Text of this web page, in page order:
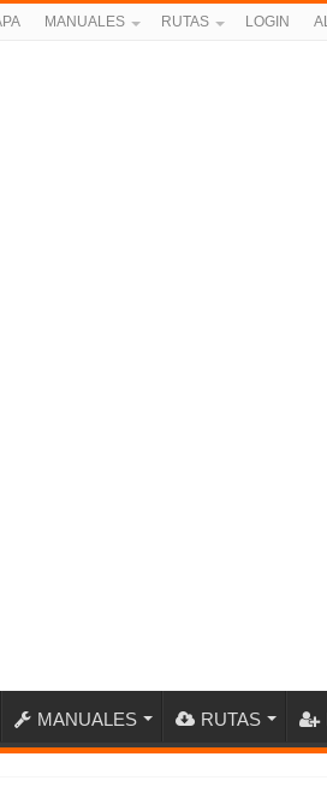
MANUALES RUTAS LOGIN
MANUALES RUTAS